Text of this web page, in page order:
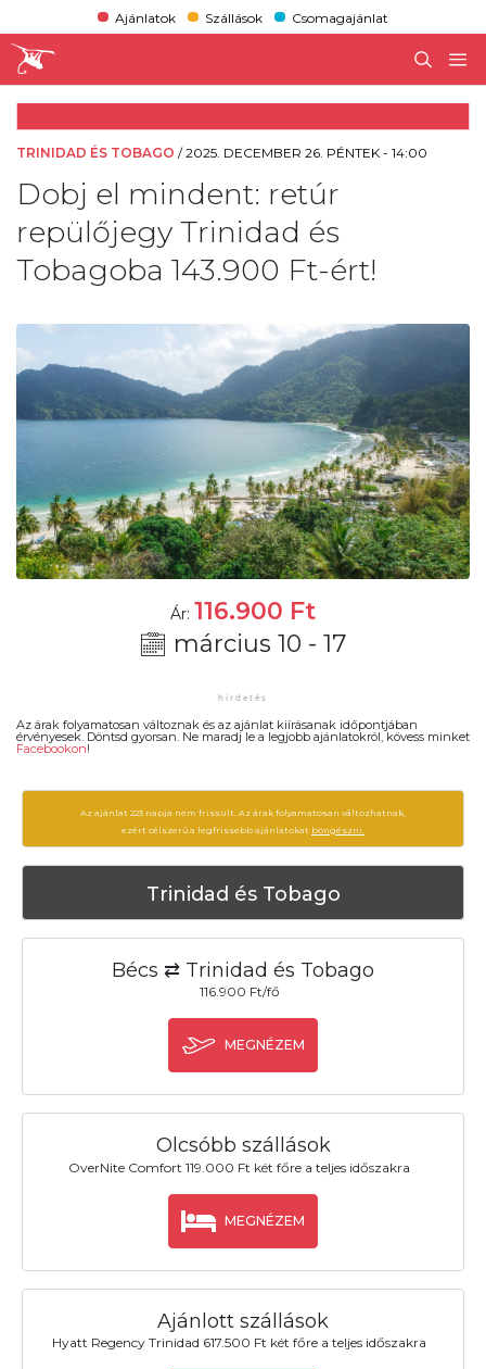
Ajánlatok Szállások Csomagajánlat
TRINIDAD ÉS TOBAGO /2025. DECEMBER 26. PÉNTEK - 14:00
Dobj el mindent: retúr
repülőjegy Trinidad és
Tobagoba 143.900 Ft-ért!
Ár: 116.900 Ft
március 10 - 17
Az árak folyamatosan változnak és az ajánlat kiírásanak időpontjában
érvényesek. Döntsd gyorsan. Ne maradj le a legjobb ajánlatokról, kövess minket
Facebookon!
Az ajánlat 223 napja nem frissült. Az árak folyamatosan változhatnak,
ezért célszerű a legfrissebb ajánlatokat böngészni.
Trinidad és Tobago
Bécs ⇄ Trinidad és Tobago
116.900 Ft/fő
MEGNÉZEM
Olcsóbb szállások
OverNite Comfort 119.000 Ft két főre a teljes időszakra
MEGNÉZEM
Ajánlott szállások
Hyatt Regency Trinidad 617.500 Ft két főre a teljes időszakra